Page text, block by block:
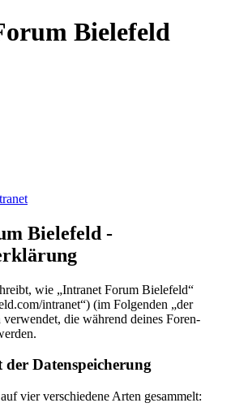
Bielefeld
Bielefeld -
wie „Intranet Forum Bielefeld“
intranet“) (im Folgenden „der
die während deines Foren-
Datenspeicherung
vier verschiedene Arten gesammelt: